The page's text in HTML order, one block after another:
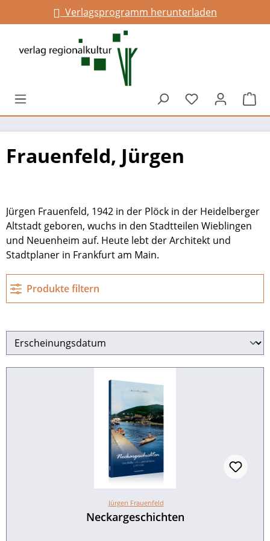
springenVerlagsprogramm herunterladen
Du hast 0
Frauenfeld, Jürgen
Jürgen Frauenfeld, 1942 in der Plöck in der Heidelberger
Altstadt geboren, wuchs in den Stadtteilen Wieblingen
und Neuenheim auf. Heute lebt der Architekt und
Stadtplaner in Frankfurt am Main.
Produkte filtern
Jürgen Frauenfeld
Neckargeschichten